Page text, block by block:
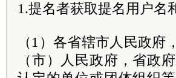
1.提名者获取提名用户名
（1）各省辖市人民政
（市）人民政府，省政